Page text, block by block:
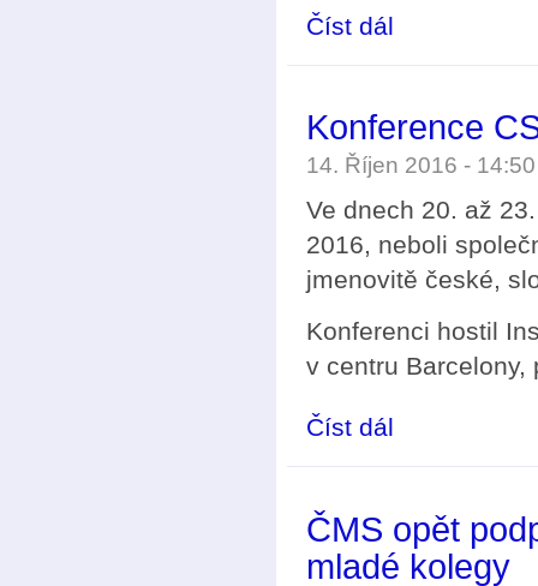
Číst dál
Konference
14. Říjen 2016 -
Ve dnech 20. až
2016, neboli
jmenovitě české,
Konferenci hostil
v centru Barcelony,
Číst dál
ČMS opět
mladé kolegy